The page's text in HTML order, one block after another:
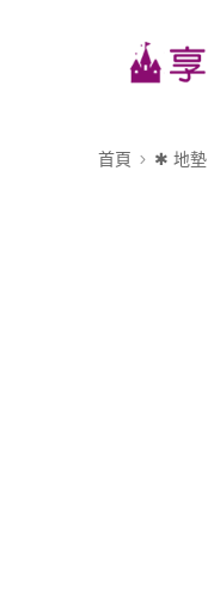
首頁 ✱ 地墊